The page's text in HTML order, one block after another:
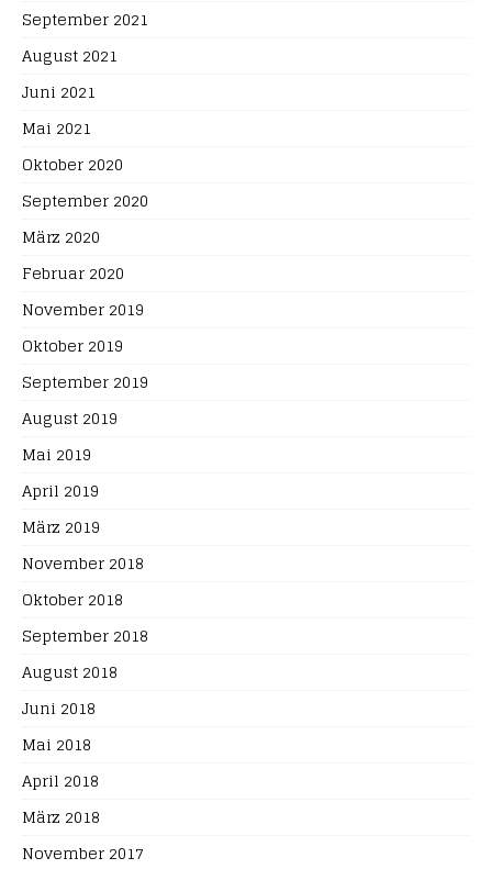
September 2021
August 2021
Juni 2021
Mai 2021
Oktober 2020
September 2020
März 2020
Februar 2020
November 2019
Oktober 2019
September 2019
August 2019
Mai 2019
April 2019
März 2019
November 2018
Oktober 2018
September 2018
August 2018
Juni 2018
Mai 2018
April 2018
März 2018
November 2017